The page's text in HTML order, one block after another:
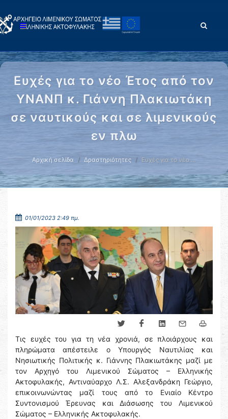
Ευχές για το νέο Έτος από τον
ΥΝΑΝΠ κ. Γιάννη Πλακιωτάκη
σε ναυτικούς και σε λιμενικούς
εν πλω
Αρχική σελίδα Δραστηριότητες Ευχές για το νέο …
01/01/2023 2:49 πμ.
Τις ευχές του για τη νέα χρονιά, σε πλοιάρχους και
πληρώματα απέστειλε ο Υπουργός Ναυτιλίας και
Νησιωτικής Πολιτικής κ. Γιάννης Πλακιωτάκης μαζί με
τον Αρχηγό του Λιμενικού Σώματος – Ελληνικής
Ακτοφυλακής, Αντιναύαρχο Λ.Σ. Αλεξανδράκη Γεώργιο,
επικοινωνώντας μαζί τους από το Ενιαίο Κέντρο
Συντονισμού Έρευνας και Διάσωσης του Λιμενικού
Σώματος – Ελληνικής Ακτοφυλακής.